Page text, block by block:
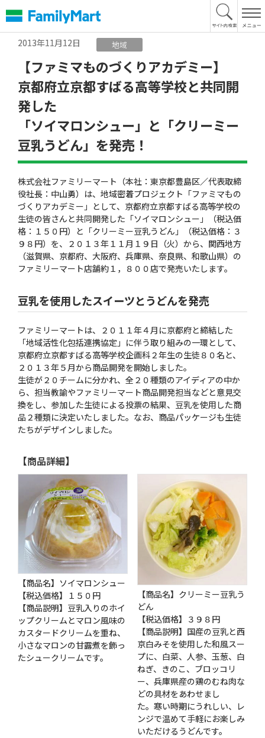
文
へ
2013年11月12日
地域
【ファミマものづくりアカデミー】
京都府立京都すばる高等学校と共同開
発した
「ソイマロンシュー」と「クリーミー
豆乳うどん」を発売！
株式会社ファミリーマート（本社：東京都豊島区／代表取締
役社長：中山勇）は、地域密着プロジェクト「ファミマもの
づくりアカデミー」として、京都府立京都すばる高等学校の
生徒の皆さんと共同開発した「ソイマロンシュー」（税込価
格：１５０円）と「クリーミー豆乳うどん」（税込価格：３
９８円）を、２０１３年１１月１９日（火）から、関西地方
（滋賀県、京都府、大阪府、兵庫県、奈良県、和歌山県）の
ファミリーマート店舗約１，８００店で発売いたします。
豆乳を使用したスイーツとうどんを発売
ファミリーマートは、２０１１年４月に京都府と締結した
「地域活性化包括連携協定」に伴う取り組みの一環として、
京都府立京都すばる高等学校企画科２年生の生徒８０名と、
２０１３年５月から商品開発を開始しました。
生徒が２０チームに分かれ、全２０種類のアイディアの中か
ら、担当教諭やファミリーマート商品開発担当などと意見交
換をし、参加した生徒による投票の結果、豆乳を使用した商
品２種類に決定いたしました。なお、商品パッケージも生徒
たちがデザインしました。
【商品詳細】
【商品名】ソイマロンシュー
【税込価格】１５０円
【商品説明】豆乳入りのホイ
ップクリームとマロン風味の
カスタードクリームを重ね、
小さなマロンの甘露煮を飾っ
たシュークリームです。
【商品名】クリーミー豆乳う
どん
【税込価格】３９８円
【商品説明】国産の豆乳と西
京白みそを使用した和風スー
プに、白菜、人参、玉葱、白
ねぎ、きのこ、ブロッコリ
ー、兵庫県産の鶏のむね肉な
どの具材をあわせまし
た。寒い時期にうれしい、レ
ンジで温めて手軽にお楽しみ
いただけるうどんです。